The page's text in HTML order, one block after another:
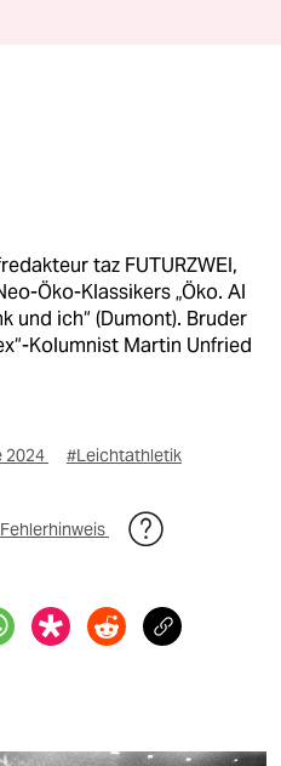
taz FUTURZWEI,
Öko-Klassikers „Öko. Al
und ich“ (Dumont). Bruder
Kolumnist Martin Unfried
2024 #Leichtathletik
Fehlerhinweis